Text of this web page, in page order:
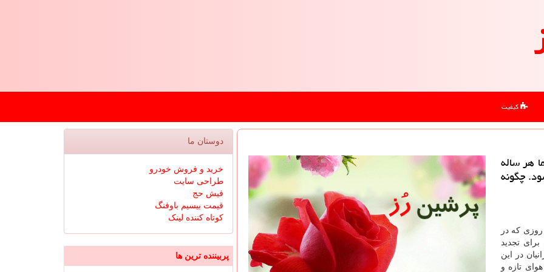
کیفیت
هر ساله
چگونه
که در
تجدید
در این
تازه و
دوستان ما
خرید و فروش خودرو
طراحی سایت
فیش حج
قیمت بیسیم باوفنگ
کوتاه کننده لینک
پربیننده ترین ها